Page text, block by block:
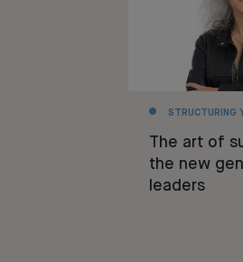
STRUCTURING
The art of
the new
leaders